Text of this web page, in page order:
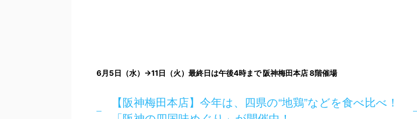
6月5日（水）→11日（火）最終日は午後4時まで 阪神梅田本店 8階催場
【阪神梅田本店】今年は、四県の“地鶏”などを食べ比べ！